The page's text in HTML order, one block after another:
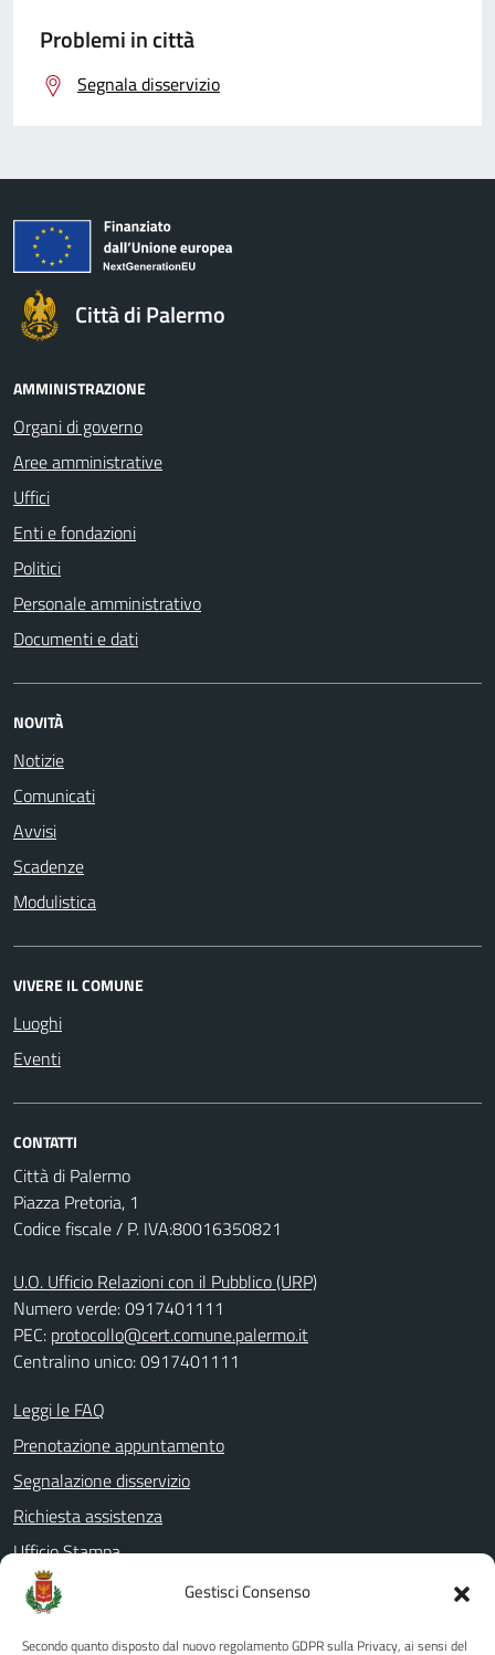
Gestisci Consenso
Secondo quanto disposto dal nuovo regolamento GDPR sulla Privacy, ai sensi del
Problemi in città
Segnala disservizio
Città di Palermo
AMMINISTRAZIONE
Organi di governo
Aree amministrative
Uffici
Enti e fondazioni
Politici
Personale amministrativo
Documenti e dati
NOVITÀ
Notizie
Comunicati
Avvisi
Scadenze
Modulistica
VIVERE IL COMUNE
Luoghi
Eventi
CONTATTI
Città di Palermo
Piazza Pretoria, 1
Codice fiscale / P. IVA:80016350821
U.O. Ufficio Relazioni con il Pubblico (URP)
Numero verde: 0917401111
PEC: protocollo@cert.comune.palermo.it
Centralino unico: 0917401111
Leggi le FAQ
Prenotazione appuntamento
Segnalazione disservizio
Richiesta assistenza
Ufficio Stampa
Amministrazione Trasparente
Albo pretorio